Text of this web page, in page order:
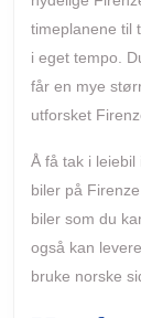
timeplanene til
i eget tempo.
får en mye
utforsket
Å få tak i
biler på
biler som du
også kan
bruke norske